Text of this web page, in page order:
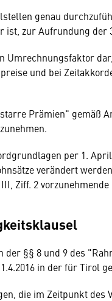
genau
ist, zur Aufrundung
Umrechnungsfaktor
und bei
Prämien" gemäß
per 1.
verändert
Ziff. 2
der §§ 8 und 9 des
in der für Tirol
die im Zeitpunkt des